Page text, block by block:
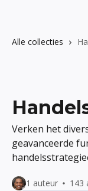
Alle collecties
Verken het
geavanceerde
1 auteur 143